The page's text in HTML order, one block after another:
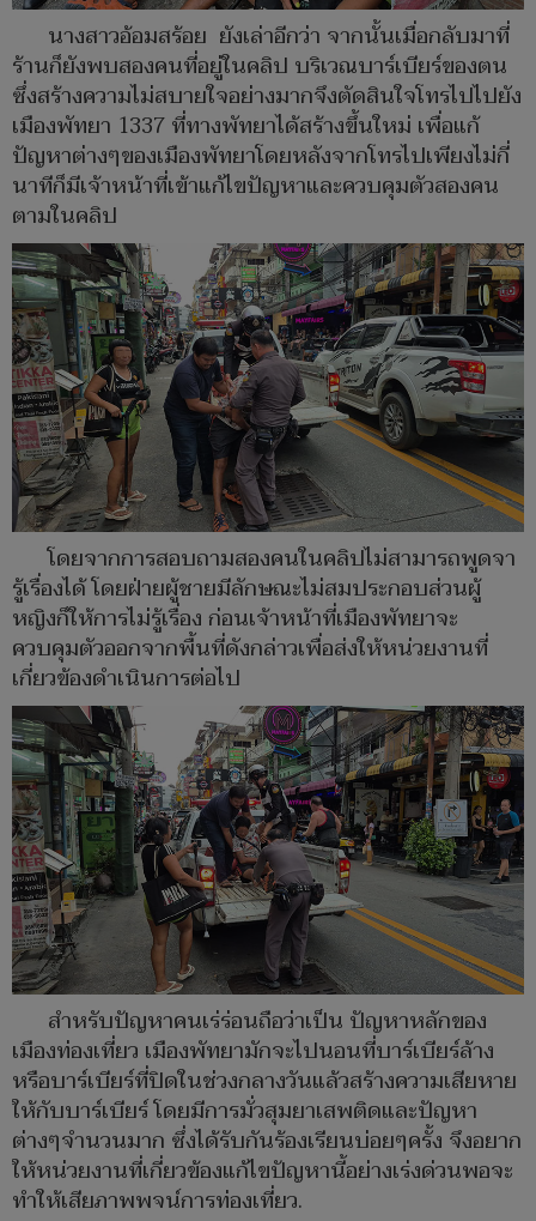
นางสาวอ้อมสร้อย ยังเล่าอีกว่า จากนั้นเมื่อกลับมาที่
ร้านก็ยังพบสองคนที่อยู่ในคลิป บริเวณบาร์เบียร์ของตน
ซึ่งสร้างความไม่สบายใจอย่างมากจึงตัดสินใจโทรไปไปยัง
เมืองพัทยา 1337 ที่ทางพัทยาได้สร้างขึ้นใหม่ เพื่อแก้
ปัญหาต่างๆของเมืองพัทยาโดยหลังจากโทรไปเพียงไม่กี่
นาทีก็มีเจ้าหน้าที่เข้าแก้ไขปัญหาและควบคุมตัวสองคน
ตามในคลิป
โดยจากการสอบถามสองคนในคลิปไม่สามารถพูดจา
รู้เรื่องได้ โดยฝ่ายผู้ชายมีลักษณะไม่สมประกอบส่วนผู้
หญิงก็ให้การไม่รู้เรื่อง ก่อนเจ้าหน้าที่เมืองพัทยาจะ
ควบคุมตัวออกจากพื้นที่ดังกล่าวเพื่อส่งให้หน่วยงานที่
เกี่ยวข้องดำเนินการต่อไป
สำหรับปัญหาคนเร่ร่อนถือว่าเป็น ปัญหาหลักของ
เมืองท่องเที่ยว เมืองพัทยามักจะไปนอนที่บาร์เบียร์ล้าง
หรือบาร์เบียร์ที่ปิดในช่วงกลางวันแล้วสร้างความเสียหาย
ให้กับบาร์เบียร์ โดยมีการมั่วสุมยาเสพติดและปัญหา
ต่างๆจำนวนมาก ซึ่งได้รับกันร้องเรียนบ่อยๆครั้ง จึงอยาก
ให้หน่วยงานที่เกี่ยวข้องแก้ไขปัญหานี้อย่างเร่งด่วนพอจะ
ทำให้เสียภาพพจน์การท่องเที่ยว.